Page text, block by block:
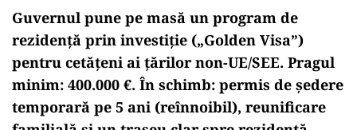
Guvernul pune pe masă un program de
rezidență prin investiție („Golden Visa”)
pentru cetățeni ai țărilor non-UE/SEE. Pragul
minim: 400.000 €. În schimb: permis de ședere
temporară pe 5 ani (reînnoibil), reunificare